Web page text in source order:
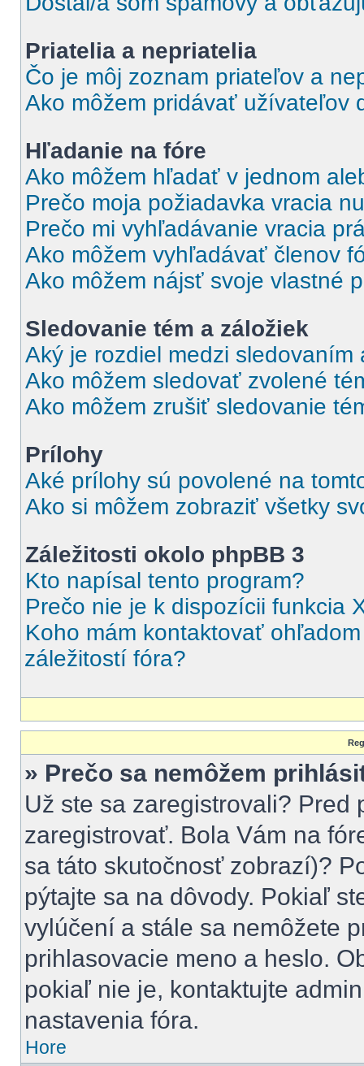
Priatelia a nepriatelia
Čo je môj zoznam priateľov a
Ako môžem pridávať užívateľov
Hľadanie na fóre
Ako môžem hľadať v jednom
Prečo moja požiadavka vracia
Prečo mi vyhľadávanie vracia
Ako môžem vyhľadávať členov
Ako môžem nájsť svoje vlastné
Sledovanie tém a záložiek
Aký je rozdiel medzi sledovaním
Ako môžem sledovať zvolené
Ako môžem zrušiť sledovanie
Prílohy
Aké prílohy sú povolené na
Ako si môžem zobraziť všetky
Záležitosti okolo phpBB 3
Kto napísal tento program?
Prečo nie je k dispozícii funkcia
Koho mám kontaktovať
záležitostí fóra?
» Prečo sa nemôžem
Už ste sa zaregistrovali?
zaregistrovať. Bola Vám na
sa táto skutočnosť zobrazí)?
pýtajte sa na dôvody. Pokiaľ
vylúčení a stále sa nemôžete
prihlasovacie meno a heslo.
pokiaľ nie je, kontaktujte
nastavenia fóra.
Hore